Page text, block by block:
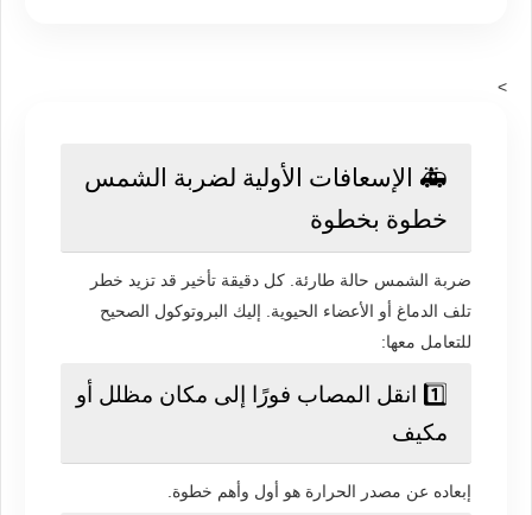
>
🚑 الإسعافات الأولية لضربة الشمس
خطوة بخطوة
ضربة الشمس حالة طارئة. كل دقيقة تأخير قد تزيد خطر
تلف الدماغ أو الأعضاء الحيوية. إليك البروتوكول الصحيح
للتعامل معها:
1️⃣ انقل المصاب فورًا إلى مكان مظلل أو
مكيف
إبعاده عن مصدر الحرارة هو أول وأهم خطوة.